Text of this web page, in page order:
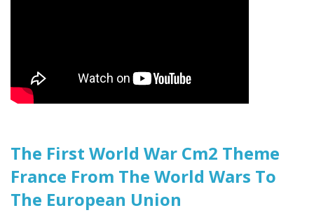
The First World War Cm2 Theme
France From The World Wars To
The European Union